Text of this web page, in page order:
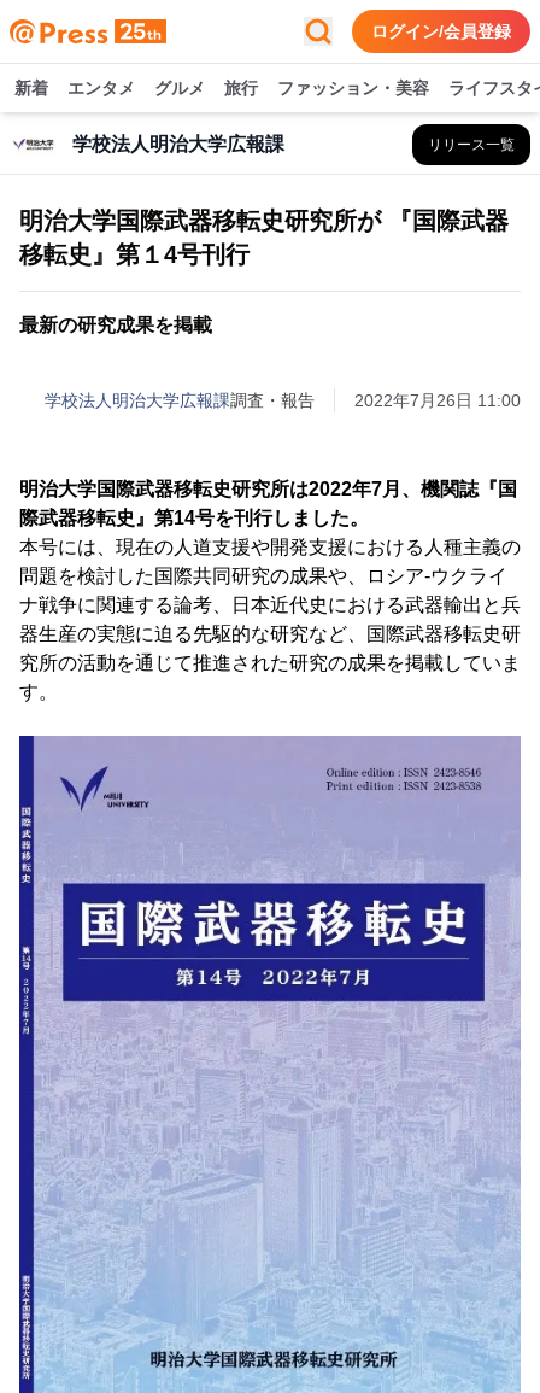
ログイン/会員登録
新着 エンタメ グルメ 旅行 ファッション・美容 ライフスタ
学校法人明治大学広報課 リリース一覧
明治大学国際武器移転史研究所が 『国際武器
移転史』第１4号刊行
最新の研究成果を掲載
学校法人明治大学広報課調査・報告 2022年7月26日 11:00
明治大学国際武器移転史研究所は2022年7月、機関誌『国
際武器移転史』第14号を刊行しました。
本号には、現在の人道支援や開発支援における人種主義の
問題を検討した国際共同研究の成果や、ロシア-ウクライ
ナ戦争に関連する論考、日本近代史における武器輸出と兵
器生産の実態に迫る先駆的な研究など、国際武器移転史研
究所の活動を通じて推進された研究の成果を掲載していま
す。